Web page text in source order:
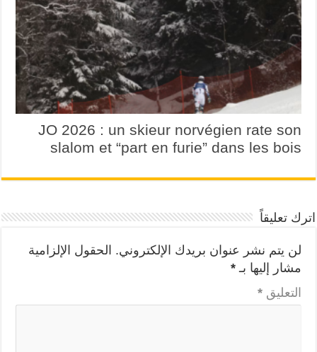
JO 2026 : un skieur norvégien rate son
slalom et “part en furie” dans les bois
اترك تعليقاً
لن يتم نشر عنوان بريدك الإلكتروني. الحقول الإلزامية
مشار إليها بـ *
التعليق *